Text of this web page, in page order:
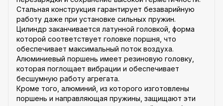
Стальная конструкция гарантирует безаварийную
работу даже при установке сильных пружин.
Цилиндр заканчивается латунной головкой, форма
которой соответствует головке поршня, что
обеспечивает максимальный поток воздуха.
Алюминиевый поршень имеет резиновую головку,
которая поглощает вибрации и обеспечивает
бесшумную работу агрегата.
Кроме того, алюминий, из которого изготовлены
поршень и направляющая пружины, защищают эти